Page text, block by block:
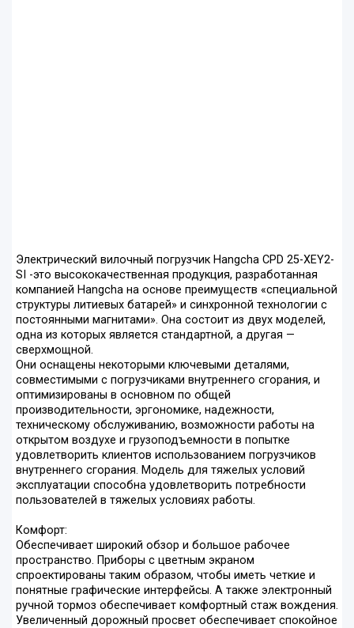
Электрический вилочный погрузчик Hangcha CPD 25-XEY2-
SI -это высококачественная продукция, разработанная
компанией Hangcha на основе преимуществ «специальной
структуры литиевых батарей» и синхронной технологии с
постоянными магнитами». Она состоит из двух моделей,
одна из которых является стандартной, а другая —
сверхмощной.
Они оснащены некоторыми ключевыми деталями,
совместимыми с погрузчиками внутреннего сгорания, и
оптимизированы в основном по общей
производительности, эргономике, надежности,
техническому обслуживанию, возможности работы на
открытом воздухе и грузоподъемности в попытке
удовлетворить клиентов использованием погрузчиков
внутреннего сгорания. Модель для тяжелых условий
эксплуатации способна удовлетворить потребности
пользователей в тяжелых условиях работы.
Комфорт:
Обеспечивает широкий обзор и большое рабочее
пространство. Приборы с цветным экраном
спроектированы таким образом, чтобы иметь четкие и
понятные графические интерфейсы. А также электронный
ручной тормоз обеспечивает комфортный стаж вождения.
Увеличенный дорожный просвет обеспечивает спокойное